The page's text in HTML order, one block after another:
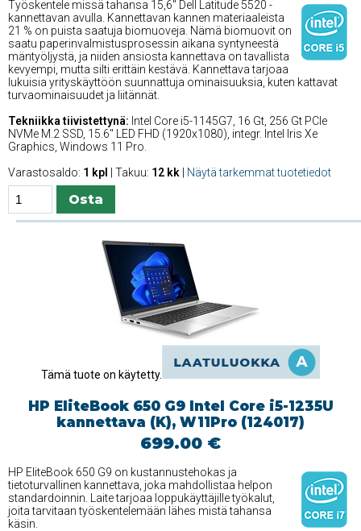
Työskentele missä tahansa 15,6'' Dell Latitude 5520 -
kannettavan avulla. Kannettavan kannen materiaaleista
21 % on puista saatuja biomuoveja. Nämä biomuovit on
saatu paperinvalmistusprosessin aikana syntyneestä
mäntyöljystä, ja niiden ansiosta kannettava on tavallista
kevyempi, mutta silti erittäin kestävä. Kannettava tarjoaa
lukuisia yrityskäyttöön suunnattuja ominaisuuksia, kuten kattavat
turvaominaisuudet ja liitännät.
Tekniikka tiivistettynä: Intel Core i5-1145G7, 16 Gt, 256 Gt PCIe
NVMe M.2 SSD, 15.6'' LED FHD (1920x1080), integr. Intel Iris Xe
Graphics, Windows 11 Pro.
Varastosaldo: 1 kpl | Takuu: 12 kk Näytä tarkemmat tuotetiedot
Tämä tuote on käytetty.
HP EliteBook 650 G9 Intel Core i5-1235U
kannettava (K), W11Pro (124017)
699.00 €
HP EliteBook 650 G9 on kustannustehokas ja
tietoturvallinen kannettava, joka mahdollistaa helpon
standardoinnin. Laite tarjoaa loppukäyttäjille työkalut,
joita tarvitaan työskentelemään lähes mistä tahansa
käsin.